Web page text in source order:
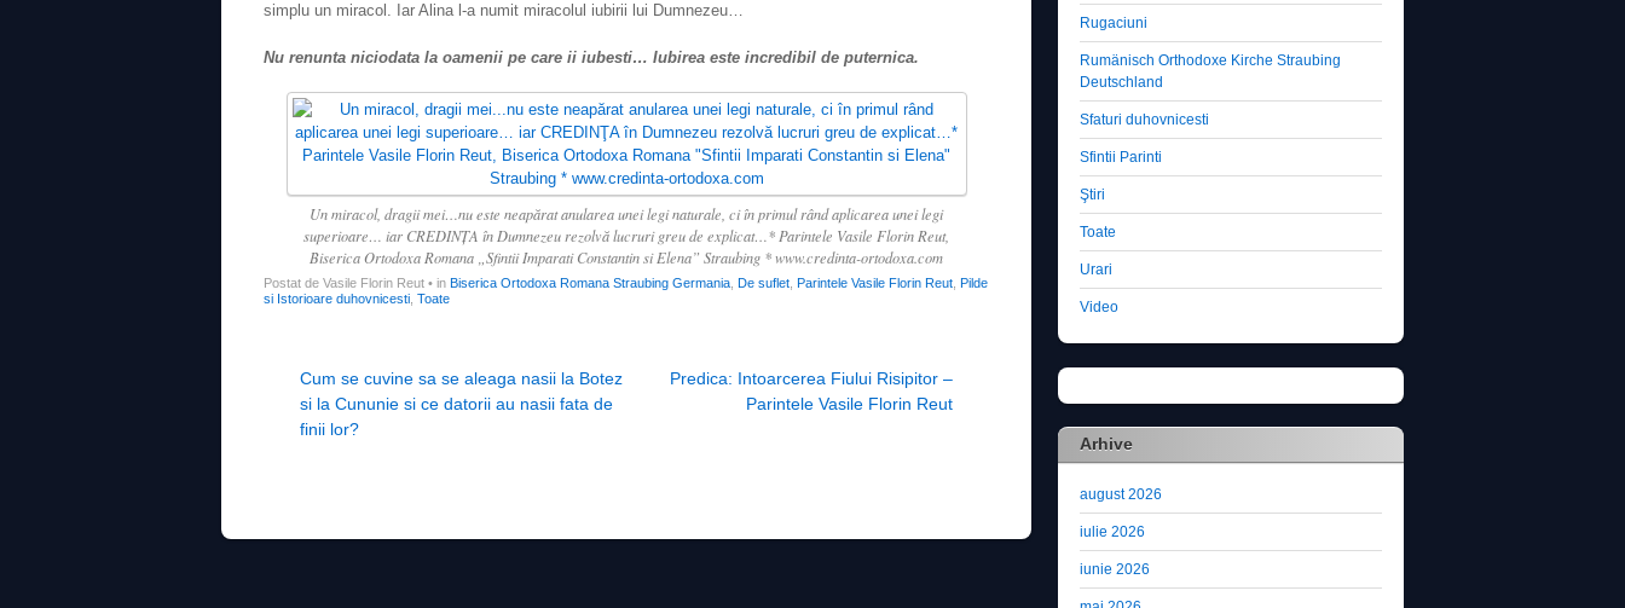
simplu un miracol. Iar Alina l-a numit miracolul iubirii lui Dumnezeu…
Nu renunta niciodata la oamenii pe care ii iubesti… Iubirea este incredibil de puternica.
Un miracol, dragii mei…nu este neapărat anularea unei legi naturale, ci în primul rând aplicarea unei legi
superioare… iar CREDINŢA în Dumnezeu rezolvă lucruri greu de explicat…* Parintele Vasile Florin Reut,
Biserica Ortodoxa Romana „Sfintii Imparati Constantin si Elena” Straubing * www.credinta-ortodoxa.com
Postat de Vasile Florin Reut • in Biserica Ortodoxa Romana Straubing Germania De suflet Parintele Vasile Florin Reut
Pilde
si Istorioare duhovnicesti Toate
Post navigation
Cum se cuvine sa se aleaga nasii la Botez
si la Cununie si ce datorii au nasii fata de
finii lor?
Predica: Intoarcerea Fiului Risipitor –
Parintele Vasile Florin Reut
Rugaciuni
Rumänisch Orthodoxe Kirche Straubing
Deutschland
Sfaturi duhovnicesti
Sfintii Parinti
Ştiri
Toate
Urari
Video
Arhive
august 2026
iulie 2026
iunie 2026